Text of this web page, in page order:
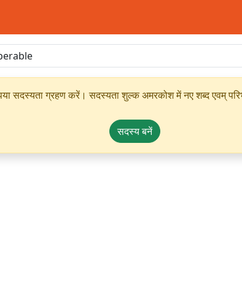
सदस्यता ग्रहण करें। सदस्यता शुल्क अमरकोश में नए शब्द एवम्
सदस्य बनें